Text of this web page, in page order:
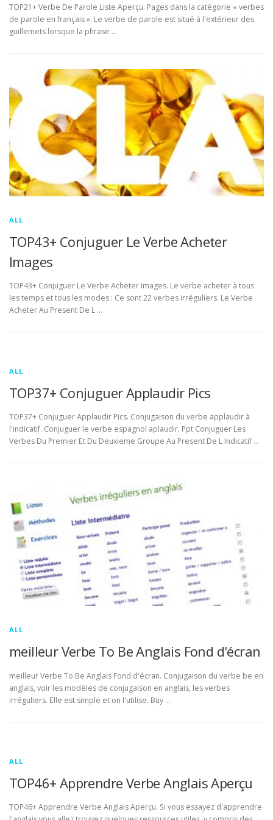
TOP21+ Verbe De Parole Liste Aperçu. Pages dans la catégorie « verbes
de parole en français ». Le verbe de parole est situé à l'extérieur des
guillemets lorsque la phrase …
ALL
TOP43+ Conjuguer Le Verbe Acheter
Images
TOP43+ Conjuguer Le Verbe Acheter Images. Le verbe acheter à tous
les temps et tous les modes : Ce sont 22 verbes irréguliers. Le Verbe
Acheter Au Present De L …
ALL
TOP37+ Conjuguer Applaudir Pics
TOP37+ Conjuguer Applaudir Pics. Conjugaison du verbe applaudir à
l'indicatif. Conjuguer le verbe espagnol aplaudir. Ppt Conjuguer Les
Verbes Du Premier Et Du Deuxieme Groupe Au Present De L Indicatif …
ALL
meilleur Verbe To Be Anglais Fond d'écran
meilleur Verbe To Be Anglais Fond d'écran. Conjugaison du verbe be en
anglais, voir les modèles de conjugaison en anglais, les verbes
irréguliers. Elle est simple et on l'utilise. Buy …
ALL
TOP46+ Apprendre Verbe Anglais Aperçu
TOP46+ Apprendre Verbe Anglais Aperçu. Si vous essayez d'apprendre